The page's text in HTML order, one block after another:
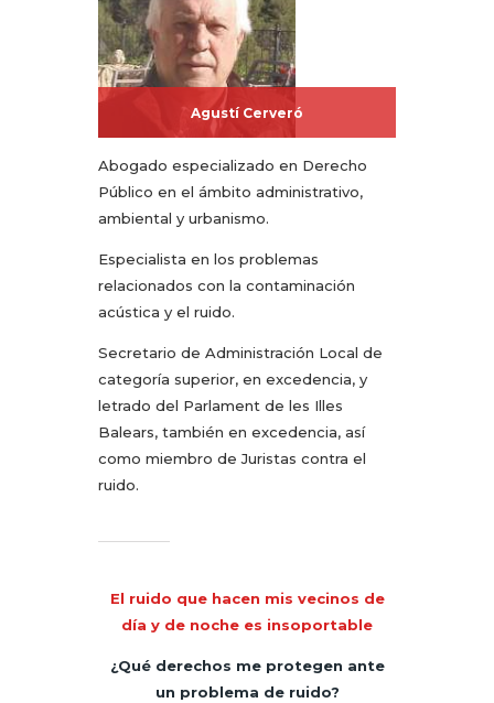
Agustí Cerveró
Abogado especializado en Derecho
Público en el ámbito administrativo,
ambiental y urbanismo.
Especialista en los problemas
relacionados con la contaminación
acústica y el ruido.
Secretario de Administración Local de
categoría superior, en excedencia, y
letrado del Parlament de les Illes
Balears, también en excedencia, así
como miembro de Juristas contra el
ruido.
El ruido que hacen mis vecinos de
día y de noche es insoportable
¿Qué derechos me protegen ante
un problema de ruido?